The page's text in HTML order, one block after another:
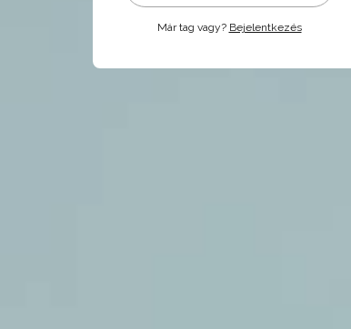
Már tag vagy? Bejelentkezés